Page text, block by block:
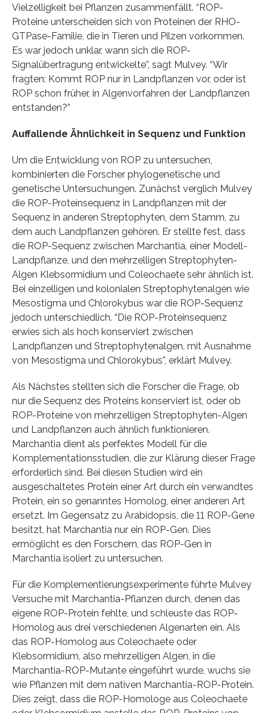
Vielzelligkeit bei Pflanzen zusammenfällt. “ROP-
Proteine unterscheiden sich von Proteinen der RHO-
GTPase-Familie, die in Tieren und Pilzen vorkommen.
Es war jedoch unklar, wann sich die ROP-
Signalübertragung entwickelte”, sagt Mulvey. “Wir
fragten: Kommt ROP nur in Landpflanzen vor, oder ist
ROP schon früher, in Algenvorfahren der Landpflanzen
entstanden?”
Auffallende Ähnlichkeit in Sequenz und Funktion
Um die Entwicklung von ROP zu untersuchen,
kombinierten die Forscher phylogenetische und
genetische Untersuchungen. Zunächst verglich Mulvey
die ROP-Proteinsequenz in Landpflanzen mit der
Sequenz in anderen Streptophyten, dem Stamm, zu
dem auch Landpflanzen gehören. Er stellte fest, dass
die ROP-Sequenz zwischen Marchantia, einer Modell-
Landpflanze, und den mehrzelligen Streptophyten-
Algen Klebsormidium und Coleochaete sehr ähnlich ist.
Bei einzelligen und kolonialen Streptophytenalgen wie
Mesostigma und Chlorokybus war die ROP-Sequenz
jedoch unterschiedlich. “Die ROP-Proteinsequenz
erwies sich als hoch konserviert zwischen
Landpflanzen und Streptophytenalgen, mit Ausnahme
von Mesostigma und Chlorokybus”, erklärt Mulvey.
Als Nächstes stellten sich die Forscher die Frage, ob
nur die Sequenz des Proteins konserviert ist, oder ob
ROP-Proteine von mehrzelligen Streptophyten-Algen
und Landpflanzen auch ähnlich funktionieren.
Marchantia dient als perfektes Modell für die
Komplementationsstudien, die zur Klärung dieser Frage
erforderlich sind. Bei diesen Studien wird ein
ausgeschaltetes Protein einer Art durch ein verwandtes
Protein, ein so genanntes Homolog, einer anderen Art
ersetzt. Im Gegensatz zu Arabidopsis, die 11 ROP-Gene
besitzt, hat Marchantia nur ein ROP-Gen. Dies
ermöglicht es den Forschern, das ROP-Gen in
Marchantia isoliert zu untersuchen.
Für die Komplementierungsexperimente führte Mulvey
Versuche mit Marchantia-Pflanzen durch, denen das
eigene ROP-Protein fehlte, und schleuste das ROP-
Homolog aus drei verschiedenen Algenarten ein. Als
das ROP-Homolog aus Coleochaete oder
Klebsormidium, also mehrzelligen Algen, in die
Marchantia-ROP-Mutante eingeführt wurde, wuchs sie
wie Pflanzen mit dem nativen Marchantia-ROP-Protein.
Dies zeigt, dass die ROP-Homologe aus Coleochaete